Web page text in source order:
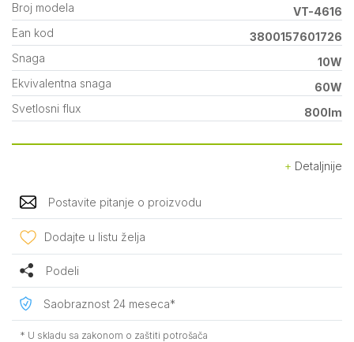
Broj modela
VT-4616
Ean kod
3800157601726
Snaga
10W
Ekvivalentna snaga
60W
Svetlosni flux
800lm
Detaljnije
Postavite pitanje o proizvodu
Dodajte u listu želja
Podeli
Saobraznost 24 meseca*
* U skladu sa zakonom o zaštiti potrošača